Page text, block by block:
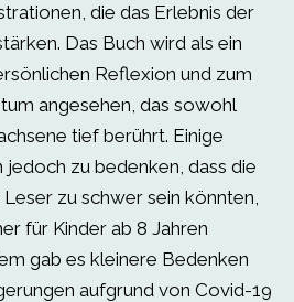
die das Erlebnis der
Das Buch wird als ein
Reflexion und zum
angesehen, das sowohl
tief berührt. Einige
zu bedenken, dass die
zu schwer sein könnten,
für Kinder ab 8 Jahren
gab es kleinere Bedenken
aufgrund von Covid-19